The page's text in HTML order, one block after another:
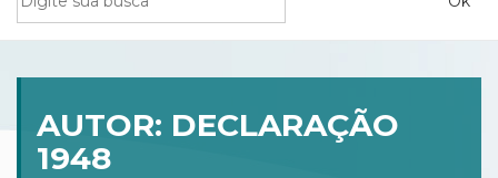
AUTOR: DECLARAÇÃO
1948